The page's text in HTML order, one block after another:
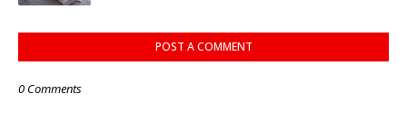
POST A COMMENT
0 Comments